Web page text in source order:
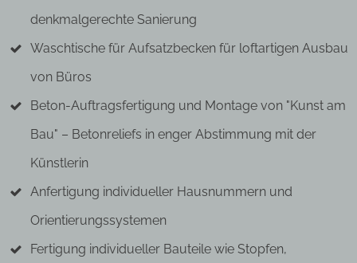
denkmalgerechte Sanierung
Waschtische für Aufsatzbecken für loftartigen Ausbau
von Büros
Beton-Auftragsfertigung und Montage von "Kunst am
Bau" – Betonreliefs in enger Abstimmung mit der
Künstlerin
Anfertigung individueller Hausnummern und
Orientierungssystemen
Fertigung individueller Bauteile wie Stopfen,